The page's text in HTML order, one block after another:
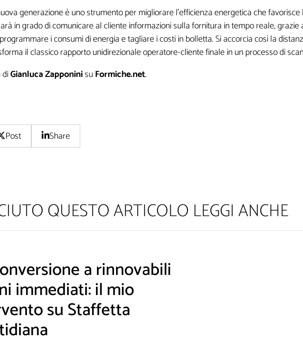
generazione è uno strumentoper migliorarel’efficienza energetica che favorisce
in grado di comunicare al cliente informazioni sulla fornitura in tempo reale,
i consumi di energia e tagliare i costi in bolletta. Si accorcia così la
il classico rapporto unidirezionale operatore-cliente finale in un processo di
diGianluca ZapponinisuFormiche.net.
Post Share
QUESTO ARTICOLO LEGGI ANCHE
a rinnovabili
immediati: il mio
su Staffetta